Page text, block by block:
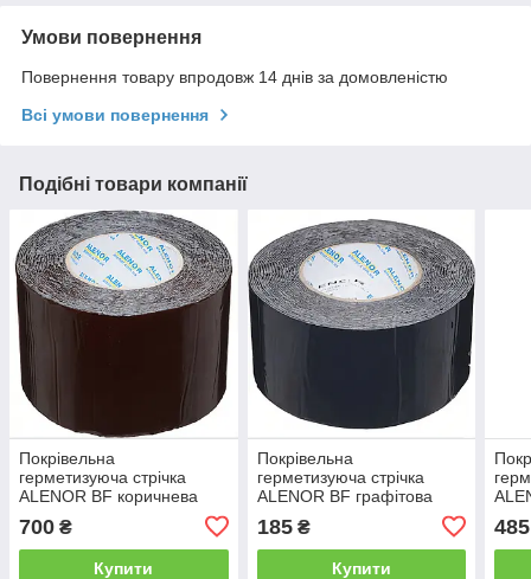
Умови повернення
Повернення товару впродовж 14 днів за домовленістю
Всі умови повернення
Подібні товари компанії
Покрівельна
герметизуюча стрічка
ALENOR BF коричнева
700 ₴
Купити
Покрівельна
герметизуюча стрічка
ALENOR BF графітова
185₴
Купити
485